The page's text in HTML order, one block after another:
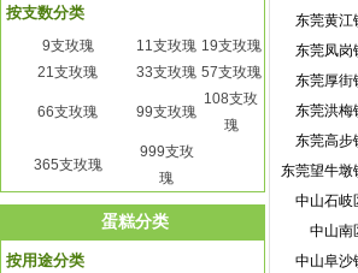
按支数分类
9支玫瑰 11支玫瑰 19支玫瑰
21支玫瑰
33支玫瑰 57支玫瑰
66支玫瑰 99支玫瑰
108支玫
瑰
365支玫瑰
999支玫
瑰
蛋糕分类
按用途分类
东莞黄江
东莞凤岗
东莞厚街
东莞洪梅
东莞高步
东莞望牛墩
中山石岐
中山南
中山阜沙